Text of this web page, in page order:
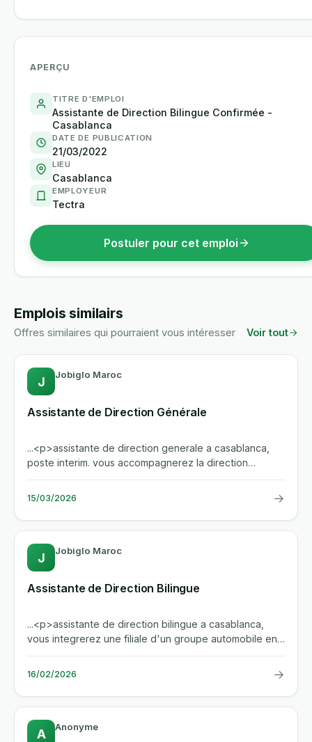
APERÇU
TITRE D'EMPLOI
Assistante de Direction Bilingue Confirmée -
Casablanca
DATE DE PUBLICATION
21/03/2022
LIEU
Casablanca
EMPLOYEUR
Tectra
Postuler pour cet emploi
Emplois similairs
Offres similaires qui pourraient vous intéresser Voir tout
J Jobiglo Maroc
Assistante de Direction Générale
...<p>assistante de direction generale a casablanca,
poste interim. vous accompagnerez la direction
generale dans la...
15/03/2026 →
J Jobiglo Maroc
Assistante de Direction Bilingue
...<p>assistante de direction bilingue a casablanca,
vous integrerez une filiale d'un groupe automobile en
pleine...
16/02/2026 →
A Anonyme